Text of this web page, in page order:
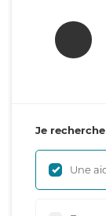
Je recherche
Une